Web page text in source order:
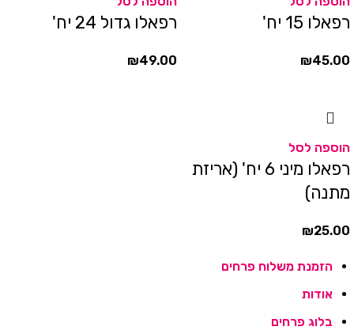
רפאלו 15 יח'
₪45.00
רפאלו גדול 24 יח'
₪49.00
הוספה לסל
רפאלו מיני 6 יח' (אריזת
מתנה)
₪25.00
הזמנת משלוח פרחים
אודות
בלוג פרחים